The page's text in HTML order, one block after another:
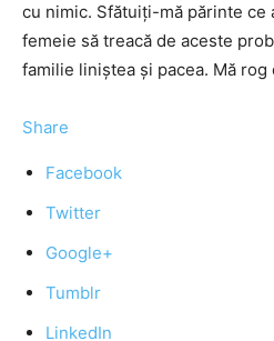
cu nimic. Sfătuiți-mă părinte ce
femeie să treacă de aceste
familie liniștea și pacea. Mă
Share
Facebook
Twitter
Google+
Tumblr
LinkedIn